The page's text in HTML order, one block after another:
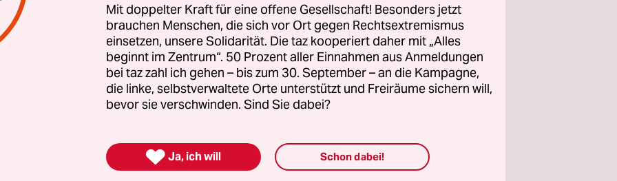
es Tee, Raki und Halal-Fleisch, die Bar du Pont ist auch
Restaurant. Die Tischdecken sind gülden, die Wände
die Kassettendecke ist hellblau, über dem Tresen hängt
die Trikolore. Warum keine türkische Fahne? Gihen,
einzige Frau in der Bar, flüstert: „Hier kommen auch
hier. Desirez-vous encore un raki, Madame?“
Mit doppelter Kraft für eine offene Gesellschaft! Besonders jetzt
brauchen Menschen, die sich vor Ort gegen Rechtsextremismus
einsetzen, unsere Solidarität. Die taz kooperiert daher mit „Alles
beginnt im Zentrum“. 50 Prozent aller Einnahmen aus Anmeldungen
bei taz zahl ich gehen – bis zum 30. September – an die Kampagne,
die linke, selbstverwaltete Orte unterstützt und Freiräume sichern will,
bevor sie verschwinden. Sind Sie dabei?
 Ja, ich will Schon dabei!